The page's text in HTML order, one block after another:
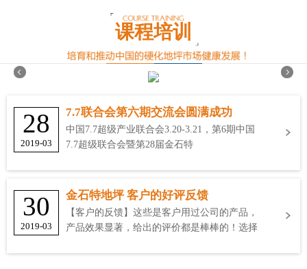
课程培训
28
2019-03
7.7联合会第六期交流会圆满成功
中国7.7超级产业联合会3.20-3.21，第6期中国
7.7超级联合会暨第28届金石特
30
2019-03
金石特地坪 客户的好评反馈
【客户的反馈】这些是客户用过公司的产品，
产品效果显著，给出的评价都是棒棒的！选择